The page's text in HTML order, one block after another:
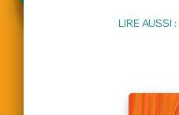
LIRE AUSSI :